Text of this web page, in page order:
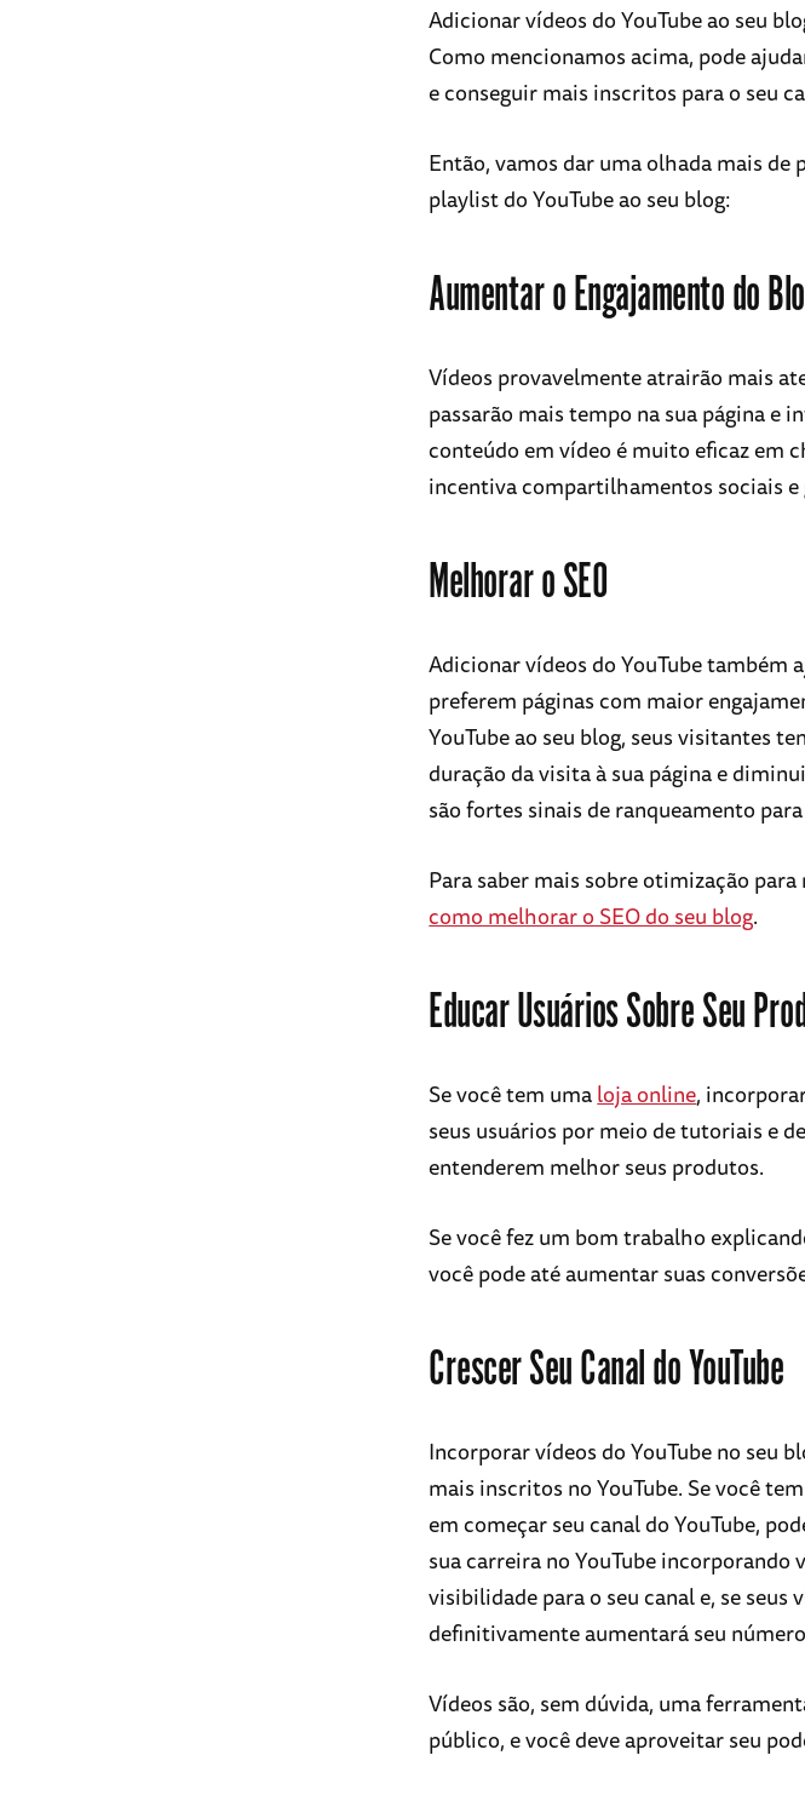
Adicionar vídeos do YouTube ao seu
Como mencionamos acima, pode
e conseguir mais inscritos para o seu
Então, vamos dar uma olhada mais
playlist do YouTube ao seu blog:
Aumentar o Engajamento do
Vídeos provavelmente atrairão mais
passarão mais tempo na sua página e
conteúdo em vídeo é muito eficaz em
incentiva compartilhamentos sociais e
Melhorar o SEO
Adicionar vídeos do YouTube também
preferem páginas com maior
YouTube ao seu blog, seus visitantes
duração da visita à sua página e
são fortes sinais de ranqueamento
Para saber mais sobre otimização
como melhorar o SEO do seu blog.
Educar Usuários Sobre Seu
Se você tem umaloja online,
seus usuários por meio de tutoriais e
entenderem melhor seus produtos.
Se você fez um bom trabalho
você pode até aumentar suas
Crescer Seu Canal do YouTube
Incorporar vídeos do YouTube no seu
mais inscritos no YouTube. Se você
em começar seu canal do YouTube,
sua carreira no YouTube incorporando
visibilidade para o seu canal e, se
definitivamente aumentará seu
Vídeos são, sem dúvida, uma
público, e você deve aproveitar seu